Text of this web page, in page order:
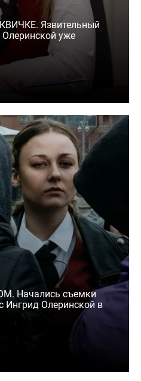
Язвительный
Олеринской уже
Начались съемки
Ингрид Олеринской в